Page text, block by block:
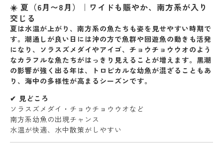
☀️ 夏（6月〜8月）｜ワイドも賑やか、南方系が入り
交じる
夏は水温が上がり、 南方系の魚たちも姿を見せやすい時期で
す。潮通しが良い日には沖の方で魚群や回遊魚の動きも活発
になり、ソラスズメダイやアイゴ、チョウチョウウオのよう
なカラフルな魚たちがはっきり見えることが増えます。黒潮
の影響が強く出る年は、トロピカルな幼魚が混ざることもあ
り、海中の多様性が高まるシーズンです。
✔︎ 見どころ
ソラスズメダイ・チョウチョウウオなど
南方系幼魚の出現チャンス
水温が快適、水中散策がしやすい